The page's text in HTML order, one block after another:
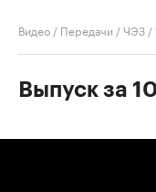
Видео / Передачи /ЧЭЗ /
Выпуск за